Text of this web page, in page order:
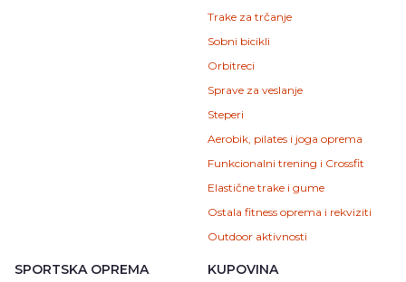
Trake za trčanje
Sobni bicikli
Orbitreci
Sprave za veslanje
Steperi
Aerobik, pilates i joga oprema
Funkcionalni trening i Crossfit
Elastične trake i gume
Ostala fitness oprema i rekviziti
Outdoor aktivnosti
SPORTSKA OPREMA KUPOVINA